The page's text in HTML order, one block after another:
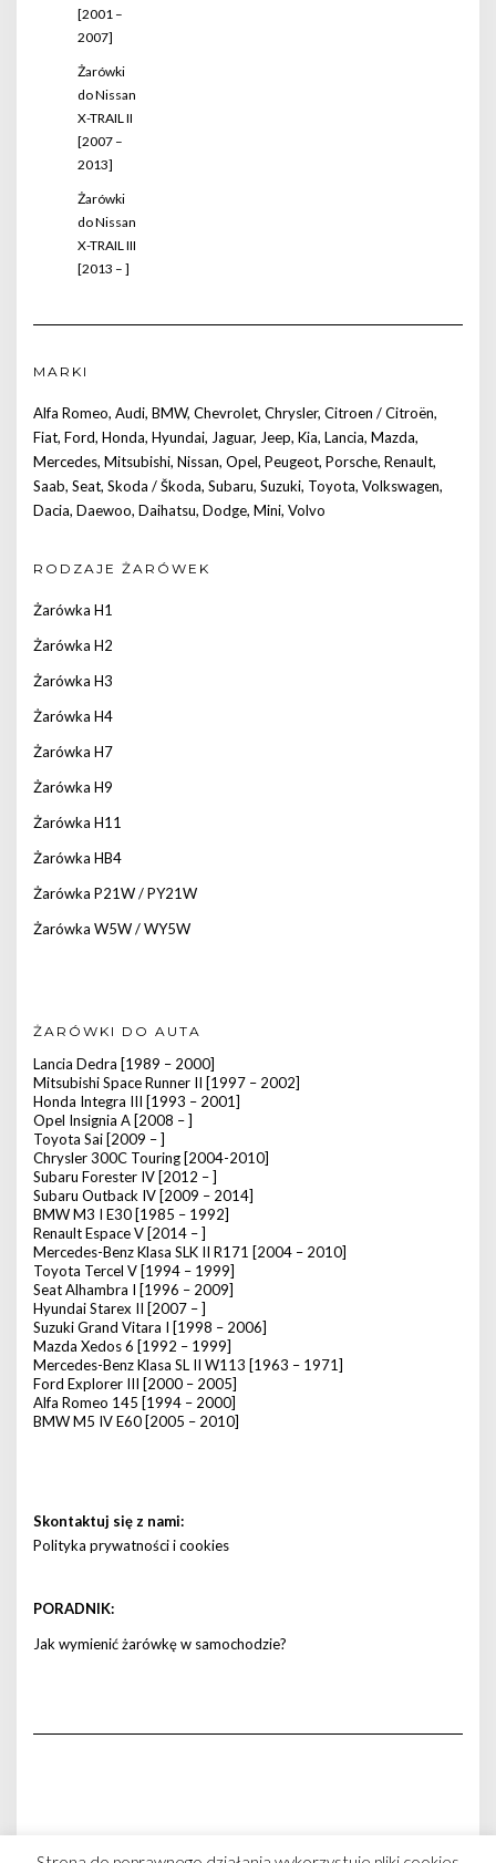
[2001 –
2007]
Żarówki
do Nissan
X-TRAIL II
[2007 –
2013]
Żarówki
do Nissan
X-TRAIL III
[2013 – ]
MARKI
Alfa Romeo, Audi, BMW, Chevrolet, Chrysler, Citroen / Citroën,
Fiat, Ford, Honda, Hyundai, Jaguar, Jeep, Kia, Lancia, Mazda,
Mercedes, Mitsubishi, Nissan, Opel, Peugeot, Porsche, Renault,
Saab, Seat, Skoda / Škoda, Subaru, Suzuki, Toyota, Volkswagen,
Dacia, Daewoo, Daihatsu, Dodge, Mini, Volvo
RODZAJE ŻARÓWEK
Żarówka H1
Żarówka H2
Żarówka H3
Żarówka H4
Żarówka H7
Żarówka H9
Żarówka H11
Żarówka HB4
Żarówka P21W / PY21W
Żarówka W5W / WY5W
ŻARÓWKI DO AUTA
Lancia Dedra [1989 – 2000]
Mitsubishi Space Runner II [1997 – 2002]
Honda Integra III [1993 – 2001]
Opel Insignia A [2008 – ]
Toyota Sai [2009 – ]
Chrysler 300C Touring [2004-2010]
Subaru Forester IV [2012 – ]
Subaru Outback IV [2009 – 2014]
BMW M3 I E30 [1985 – 1992]
Renault Espace V [2014 – ]
Mercedes-Benz Klasa SLK II R171 [2004 – 2010]
Toyota Tercel V [1994 – 1999]
Seat Alhambra I [1996 – 2009]
Hyundai Starex II [2007 – ]
Suzuki Grand Vitara I [1998 – 2006]
Mazda Xedos 6 [1992 – 1999]
Mercedes-Benz Klasa SL II W113 [1963 – 1971]
Ford Explorer III [2000 – 2005]
Alfa Romeo 145 [1994 – 2000]
BMW M5 IV E60 [2005 – 2010]
Skontaktuj się z nami:
Polityka prywatności i cookies
PORADNIK:
Jak wymienić żarówkę w samochodzie?
Copyright © 2026 - zarowkadoauta.pl